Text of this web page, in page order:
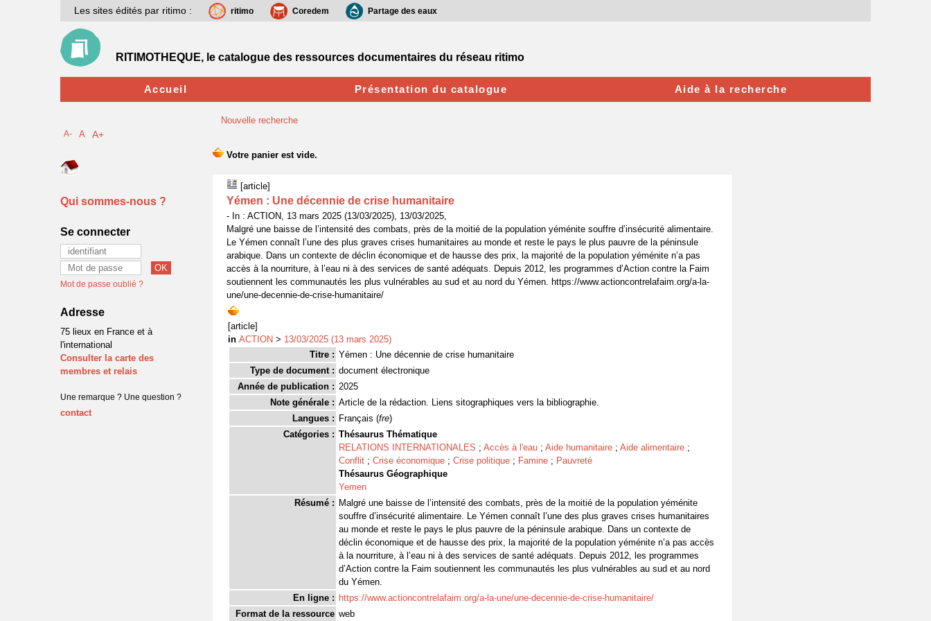
Nouvelle recherche
[article]
Yémen : Une décennie de crise humanitaire
- In : ACTION, 13 mars 2025 (13/03/2025), 13/03/2025,
Malgré une baisse de l’intensité des combats, près de la moitié de la population yéménite souffre d’insécurité alimentaire.
Le Yémen connaît l’une des plus graves crises humanitaires au monde et reste le pays le plus pauvre de la péninsule
arabique. Dans un contexte de déclin économique et de hausse des prix, la majorité de la population yéménite n’a pas
accès à la nourriture, à l’eau ni à des services de santé adéquats. Depuis 2012, les programmes d’Action contre la Faim
soutiennent les communautés les plus vulnérables au sud et au nord du Yémen. https://www.actioncontrelafaim.org/a-la-
une/une-decennie-de-crise-humanitaire/
[article]
in ACTION > 13/03/2025 (13 mars 2025)
Titre : Yémen : Une décennie de crise humanitaire
Type de document : document électronique
Année de publication : 2025
Note générale : Article de la rédaction. Liens sitographiques vers la bibliographie.
Langues : Français (fre)
Catégories : Thésaurus Thématique
RELATIONS INTERNATIONALES ; Accès à l'eau ; Aide humanitaire ; Aide alimentaire ;
Conflit ; Crise économique ; Crise politique ; Famine ; Pauvreté
Thésaurus Géographique
Yemen
Résumé : Malgré une baisse de l’intensité des combats, près de la moitié de la population yéménite
souffre d’insécurité alimentaire. Le Yémen connaît l’une des plus graves crises humanitaires
au monde et reste le pays le plus pauvre de la péninsule arabique. Dans un contexte de
déclin économique et de hausse des prix, la majorité de la population yéménite n’a pas accès
à la nourriture, à l’eau ni à des services de santé adéquats. Depuis 2012, les programmes
d’Action contre la Faim soutiennent les communautés les plus vulnérables au sud et au nord
du Yémen.
En ligne : https://www.actioncontrelafaim.org/a-la-une/une-decennie-de-crise-humanitaire/
Format de la ressource web
Les sites édités par ritimo : ritimo Coredem Partage des eaux
RITIMOTHEQUE, le catalogue des ressources documentaires du réseau ritimo
Accueil Présentation du catalogue Aide à la recherche
A- A A+
Qui sommes-nous ?
Se connecter
Mot de passe oublié ?
Adresse
75 lieux en France et à
l'international
Consulter la carte des
membres et relais
Une remarque ? Une question ?
contact